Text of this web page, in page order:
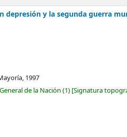
y la segunda guerra
1997
de la Nación (1) Signatura